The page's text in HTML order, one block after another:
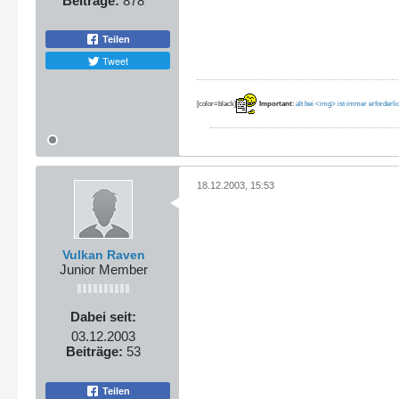
Teilen
Tweet
[color=black] Important: alt bei <img> ist immer
Vulkan Raven
Junior Member
Dabei seit:
03.12.2003
Beiträge: 53
Teilen
18.12.2003, 15:53